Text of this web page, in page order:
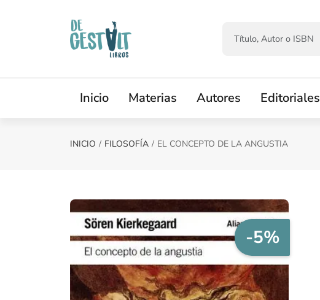
Inicio Materias Autores Editoriales
INICIO FILOSOFÍA EL CONCEPTO DE LA ANGUSTIA
-5%